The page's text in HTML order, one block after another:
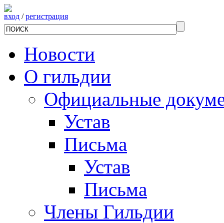
вход /регистрация
Новости
О гильдии
Официальные
Устав
Письма
Устав
Письма
Члены Гильдии